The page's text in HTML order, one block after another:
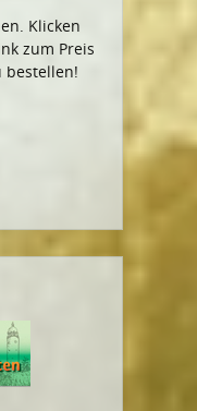
Klicken
zum Preis
bestellen!